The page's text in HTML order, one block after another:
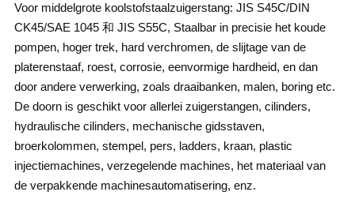
Voor middelgrote koolstofstaalzuigerstang: JIS S45C/DIN
CK45/SAE 1045 和 JIS S55C, Staalbar in precisie het koude
pompen, hoger trek, hard verchromen, de slijtage van de
platerenstaaf, roest, corrosie, eenvormige hardheid, en dan
door andere verwerking, zoals draaibanken, malen, boring etc.
De doorn is geschikt voor allerlei zuigerstangen, cilinders,
hydraulische cilinders, mechanische gidsstaven,
broerkolommen, stempel, pers, ladders, kraan, plastic
injectiemachines, verzegelende machines, het materiaal van
de verpakkende machinesautomatisering, enz.